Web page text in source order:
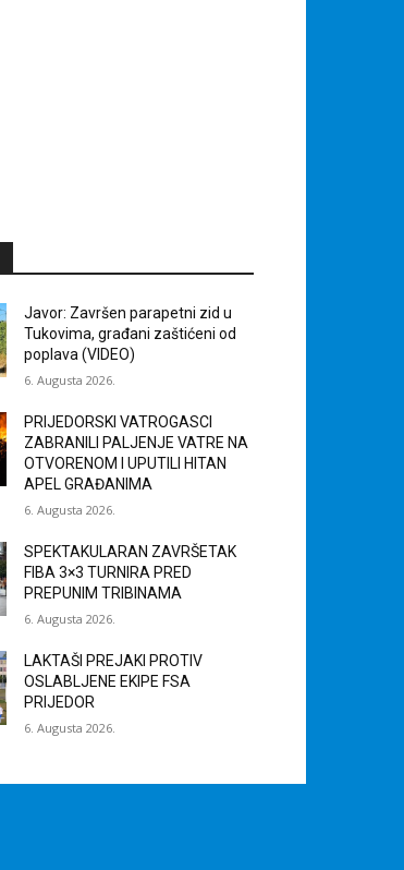
Javor: Završen parapetni zid u
Tukovima, građani zaštićeni od
poplava (VIDEO)
6. Augusta 2026.
PRIJEDORSKI VATROGASCI
ZABRANILI PALJENJE VATRE NA
OTVORENOM I UPUTILI HITAN
APEL GRAĐANIMA
6. Augusta 2026.
SPEKTAKULARAN ZAVRŠETAK
FIBA 3×3 TURNIRA PRED
PREPUNIM TRIBINAMA
6. Augusta 2026.
LAKTAŠI PREJAKI PROTIV
OSLABLJENE EKIPE FSA
PRIJEDOR
6. Augusta 2026.